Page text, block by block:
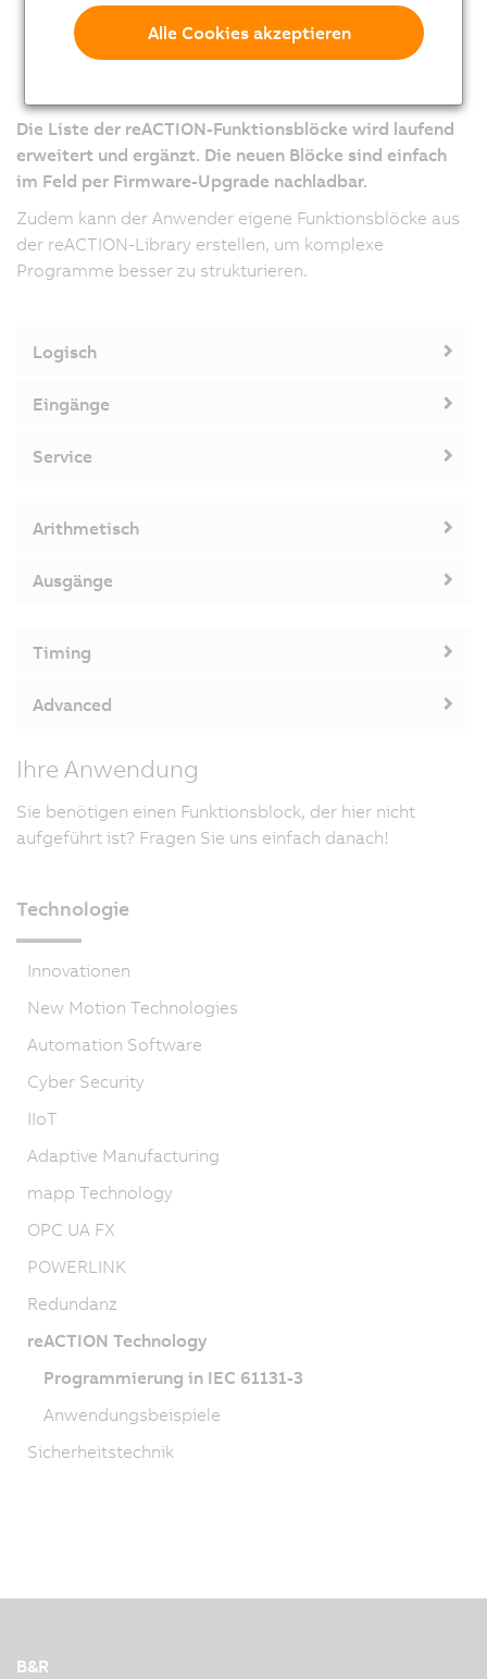
Die Liste der reACTION-Funktionsblöcke wird laufend
erweitert und ergänzt. Die neuen Blöcke sind einfach
im Feld per Firmware-Upgrade nachladbar.
Zudem kann der Anwender eigene Funktionsblöcke aus
der reACTION-Library erstellen, um komplexe
Programme besser zu strukturieren.
Logisch
Eingänge
Service
Arithmetisch
Ausgänge
Timing
Advanced
Ihre Anwendung
Sie benötigen einen Funktionsblock, der hier nicht
aufgeführt ist? Fragen Sie uns einfach danach!
Technologie
Innovationen
New Motion Technologies
Automation Software
Cyber Security
IIoT
Adaptive Manufacturing
mapp Technology
OPC UA FX
POWERLINK
Redundanz
reACTION Technology
Programmierung in IEC 61131-3
Anwendungsbeispiele
Sicherheitstechnik
B&R
Alle Cookies akzeptieren